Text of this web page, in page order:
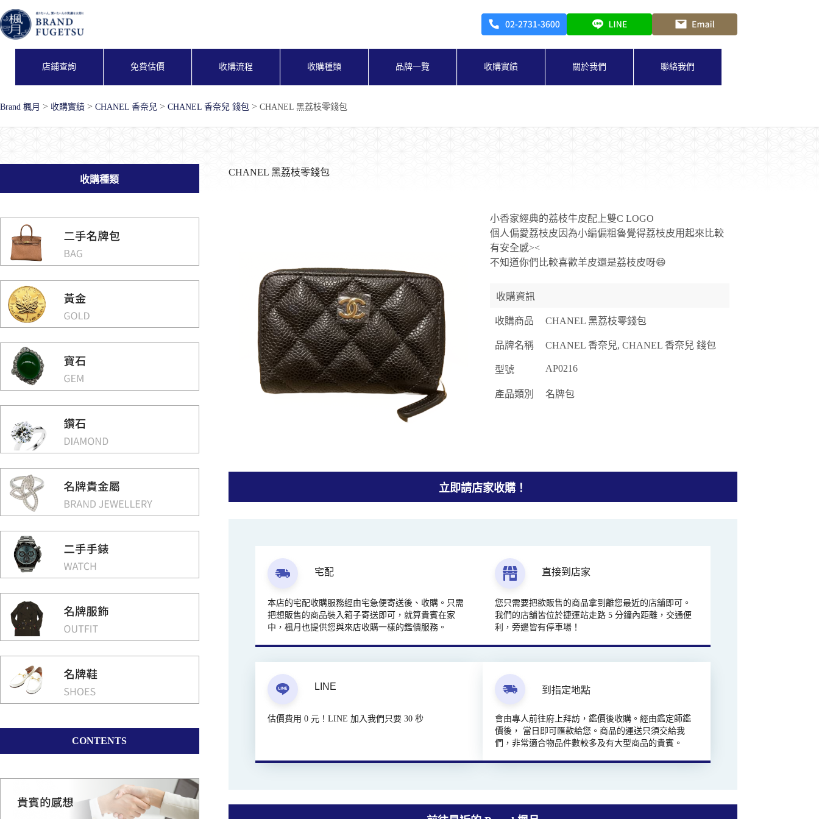
至
主
店鋪查詢 免費估價 收購流程 收購種類 品牌一覽 收購實績 關於我們 聯絡我們
Brand 楓月 > 收購實績 > CHANEL 香奈兒 > CHANEL 香奈兒 錢包 > CHANEL 黑荔枝零錢包
CHANEL 黑荔枝零錢包
小香家經典的荔枝牛皮配上雙C LOGO
個人偏愛荔枝皮因為小編偏粗魯覺得荔枝皮用起來比較
有安全感><
不知道你們比較喜歡羊皮還是荔枝皮呀😄
收購資訊
收購商品 CHANEL 黑荔枝零錢包
品牌名稱 CHANEL 香奈兒, CHANEL 香奈兒 錢包
型號 AP0216
產品類別 名牌包
立即請店家收購！
宅配
本店的宅配收購服務經由宅急便寄送後、收購。只需
把想販售的商品裝入箱子寄送即可，就算貴賓在家
中，楓月也提供您與來店收購一樣的鑑價服務。
直接到店家
您只需要把欲販售的商品拿到離您最近的店舖即可。
我們的店舖皆位於捷運站走路 5 分鐘內距離，交通便
利，旁邊皆有停車場！
LINE
估價費用 0 元！LINE 加入我們只要 30 秒
到指定地點
會由專人前往府上拜訪，鑑價後收購。經由鑑定師鑑
價後， 當日即可匯款給您。商品的運送只須交給我
們，非常適合物品件數較多及有大型商品的貴賓。
收購種類
CONTENTS